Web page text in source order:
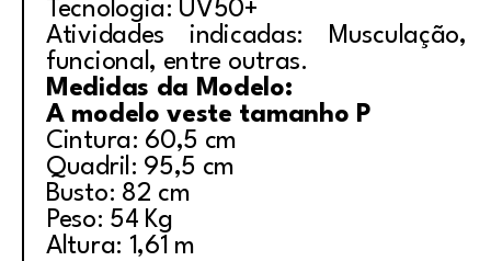
Tecnologia: UV50+
Atividades indicadas:
funcional, entre outras.
Medidas da Modelo:
A modelo veste tamanho P
Cintura: 60,5 cm
Quadril: 95,5 cm
Busto: 82 cm
Peso: 54 Kg
Altura: 1,61 m